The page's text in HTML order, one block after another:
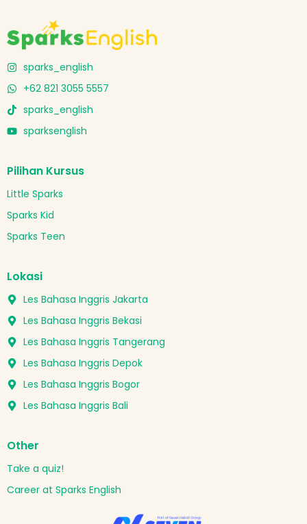
sparks_english
+62 821 3055 5557
sparks_english
sparksenglish
Pilihan Kursus
Little Sparks
Sparks Kid
Sparks Teen
Lokasi
Les Bahasa Inggris Jakarta
Les Bahasa Inggris Bekasi
Les Bahasa Inggris Tangerang
Les Bahasa Inggris Depok
Les Bahasa Inggris Bogor
Les Bahasa Inggris Bali
Other
Take a quiz!
Career at Sparks English